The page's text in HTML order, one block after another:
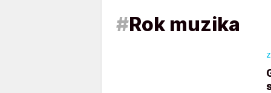
#Rok muzika